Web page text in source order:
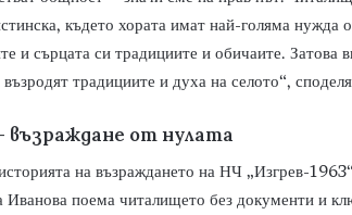
където хората имат най-голяма нужда
и сърцата си традициите и обичаите.
възродят традициите и духа на селото“,
възраждане от нулата
на възраждането на НЧ „Изгрев-
поема читалището без документи и